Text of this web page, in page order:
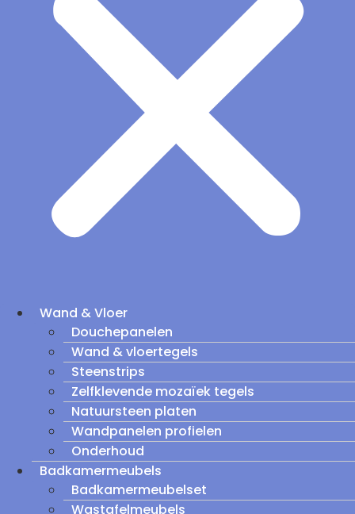
Wand & Vloer
Douchepanelen
Wand & vloertegels
Steenstrips
Zelfklevende mozaïek tegels
Natuursteen platen
Wandpanelen profielen
Onderhoud
Badkamermeubels
Badkamermeubelset
Wastafelmeubels